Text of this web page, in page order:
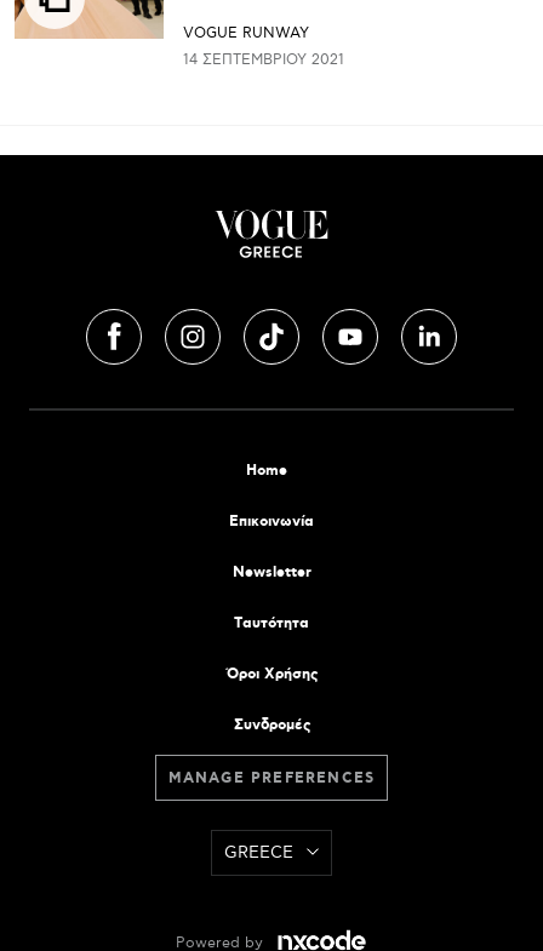
VOGUE RUNWAY
14 ΣΕΠΤΕΜΒΡΊΟΥ 2021
Home
Επικοινωνία
Newsletter
Tαυτότητα
Όροι Χρήσης
Συνδρομές
MANAGE PREFERENCES
GREECE
Powered by